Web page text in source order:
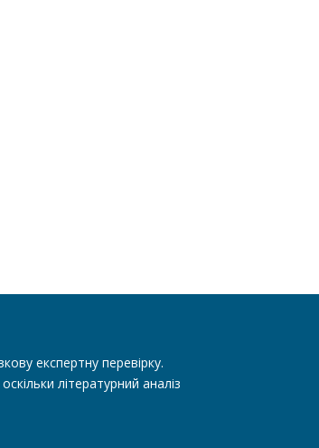
експертну перевірку.
літературний аналіз